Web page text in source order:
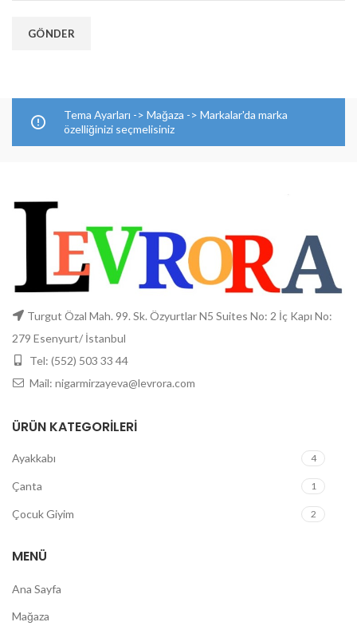
Tema Ayarları -> Mağaza -> Markalar'da marka
özelliğinizi seçmelisiniz
Turgut Özal Mah. 99. Sk. Özyurtlar N5 Suites No: 2 İç Kapı No:
279 Esenyurt/ İstanbul
Tel: (552) 503 33 44
Mail: nigarmirzayeva@levrora.com
ÜRÜN KATEGORILERI
Ayakkabı 4
Çanta 1
Çocuk Giyim 2
MENÜ
Ana Sayfa
Mağaza